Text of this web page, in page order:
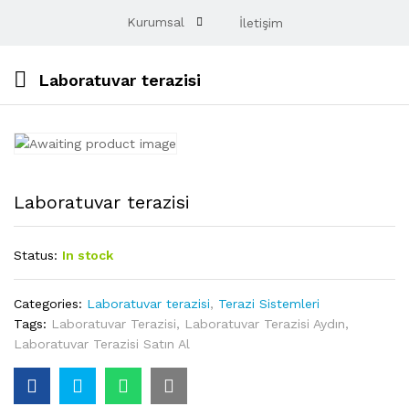
Kurumsal İletişim
Laboratuvar terazisi
Laboratuvar terazisi
Status: In stock
Categories: Laboratuvar terazisi, Terazi Sistemleri
Tags: Laboratuvar Terazisi, Laboratuvar Terazisi Aydın,
Laboratuvar Terazisi Satın Al